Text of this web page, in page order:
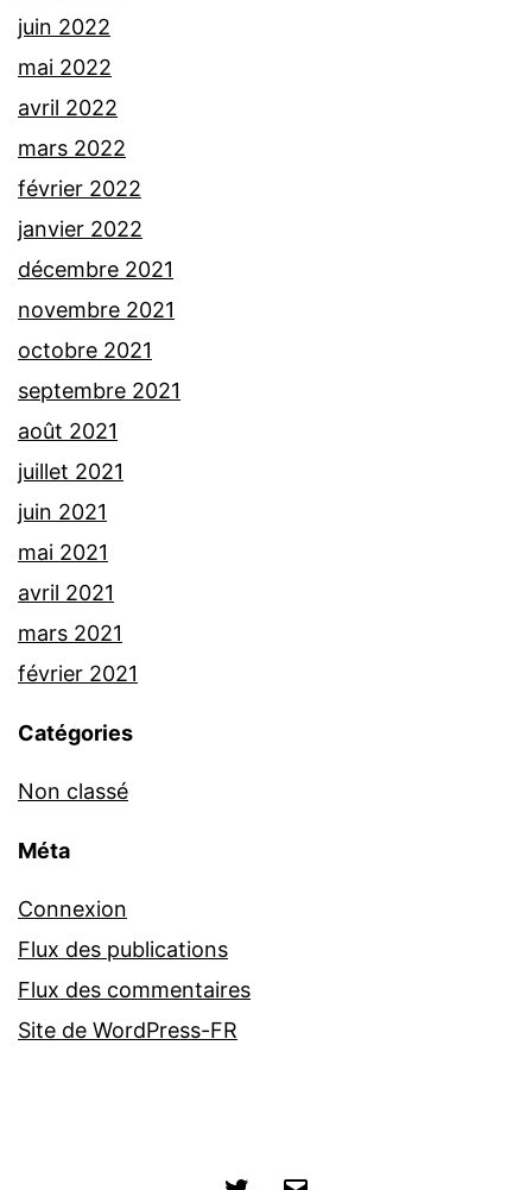
juin 2022
mai 2022
avril 2022
mars 2022
février 2022
janvier 2022
décembre 2021
novembre 2021
octobre 2021
septembre 2021
août 2021
juillet 2021
juin 2021
mai 2021
avril 2021
mars 2021
février 2021
Catégories
Non classé
Méta
Connexion
Flux des publications
Flux des commentaires
Site de WordPress-FR
Twitter